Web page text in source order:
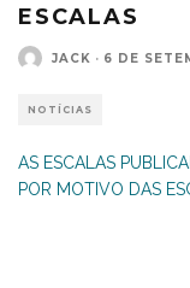
ESCALAS
JACK · 6 DE
NOTÍCIAS
AS ESCALAS
POR MOTIVO DAS